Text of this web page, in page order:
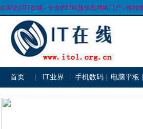
欢迎访问IT在线 - 专业的IT科技信息网络门户 - 惟翔
首页 IT业界 手机数码 电脑平板